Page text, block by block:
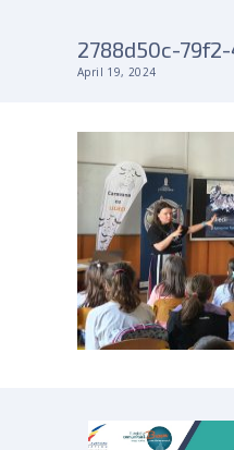
2788d50c-
April 19, 2024